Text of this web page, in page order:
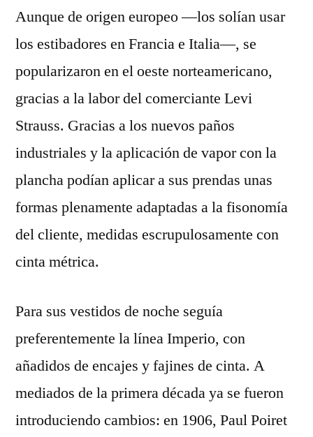
Aunque de origen europeo —los solían usar
los estibadores en Francia e Italia—, se
popularizaron en el oeste norteamericano,
gracias a la labor del comerciante Levi
Strauss. Gracias a los nuevos paños
industriales y la aplicación de vapor con la
plancha podían aplicar a sus prendas unas
formas plenamente adaptadas a la fisonomía
del cliente, medidas escrupulosamente con
cinta métrica.
Para sus vestidos de noche seguía
preferentemente la línea Imperio, con
añadidos de encajes y fajines de cinta. A
mediados de la primera década ya se fueron
introduciendo cambios: en 1906, Paul Poiret